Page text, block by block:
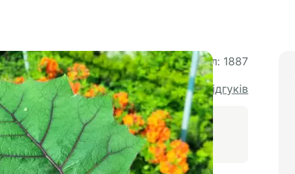
Немає на складі Артикул: 1887
Рейтинг:
0 відгуків
Немає на складі